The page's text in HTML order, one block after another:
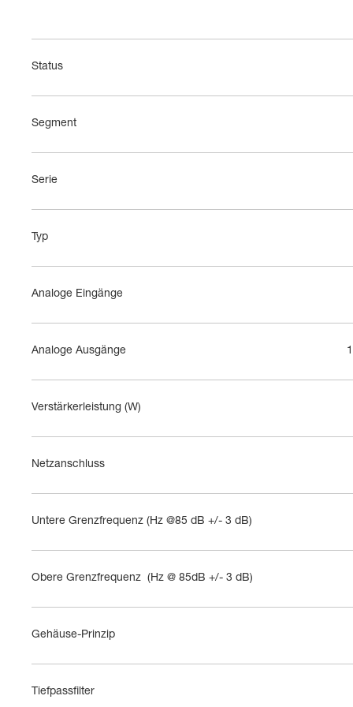
Status
Segment
Serie
Typ
Analoge Eingänge
Analoge Ausgänge
Verstärkerleistung (W)
Netzanschluss
Untere Grenzfrequenz (Hz @85 dB +/- 3 dB)
Obere Grenzfrequenz  (Hz @ 85dB +/- 3 dB)
Gehäuse-Prinzip
Tiefpassfilter